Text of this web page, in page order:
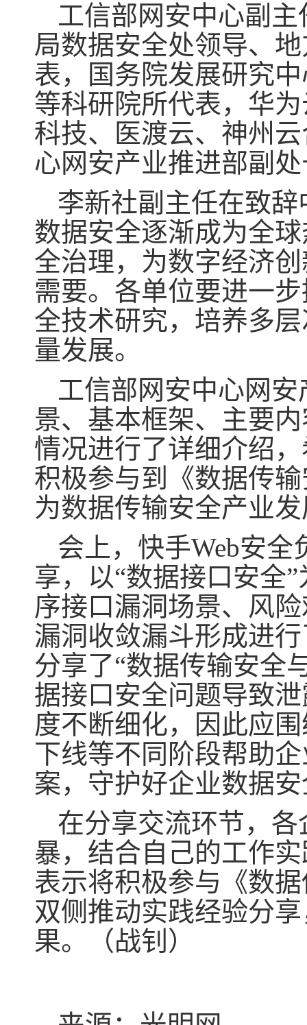
工信部网安中心副
局数据安全处领导、
表，国务院发展研究
等科研院所代表，华
科技、医渡云、神州
心网安产业推进部副
李新社副主任在致
数据安全逐渐成为全
全治理，为数字经济
需要。各单位要进一
全技术研究，培养多
量发展。
工信部网安中心网
景、基本框架、主要
情况进行了详细介绍
积极参与到《数据传
为数据传输安全产业
会上，快手Web安
享，以“数据接口安全
序接口漏洞场景、风
漏洞收敛漏斗形成进
分享了“数据传输安全
据接口安全问题导致
度不断细化，因此应
下线等不同阶段帮助
案，守护好企业数据
在分享交流环节，
暴，结合自己的工作
表示将积极参与《数
双侧推动实践经验分
果。（战钊）